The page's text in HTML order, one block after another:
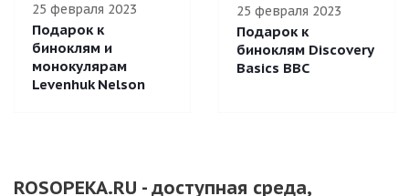
25 февраля 2023
Подарок к
биноклям и
монокулярам
Levenhuk Nelson
25 февраля 2023
Подарок к
биноклям Discovery
Basics BBС
ROSOPEKA.RU - доступная среда,